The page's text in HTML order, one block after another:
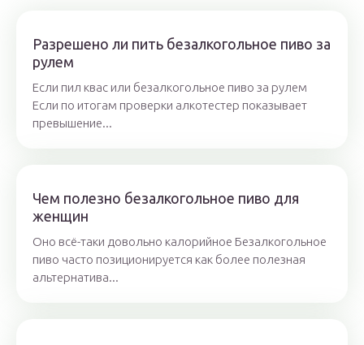
Разрешено ли пить безалкогольное пиво за
рулем
Если пил квас или безалкогольное пиво за рулем
Если по итогам проверки алкотестер показывает
превышение...
Чем полезно безалкогольное пиво для
женщин
Оно всё-таки довольно калорийное Безалкогольное
пиво часто позиционируется как более полезная
альтернатива...